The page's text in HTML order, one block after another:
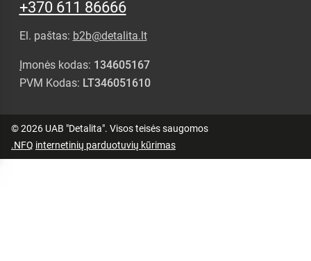
+370 611 86666
El. paštas: b2b@detalita.lt
Įmonės kodas: 134605167
PVM Kodas: LT346051610
© 2026 UAB "Detalita". Visos teisės saugomos
.NFQ internetinių parduotuvių kūrimas